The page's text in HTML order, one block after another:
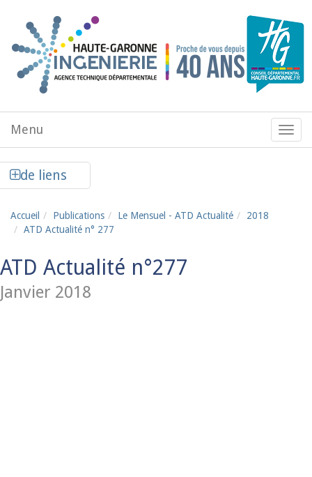
Menu
de
Menu
de liens
Accueil Publications Le Mensuel - ATD Actualité
2018
ATD Actualité n° 277
ATD Actualité n°277
Janvier 2018